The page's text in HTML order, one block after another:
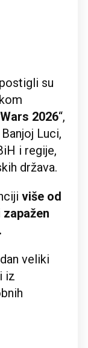
postigli su
2026“,
Luci,
i regije,
država.
više od
zapažen
.
veliki
iz